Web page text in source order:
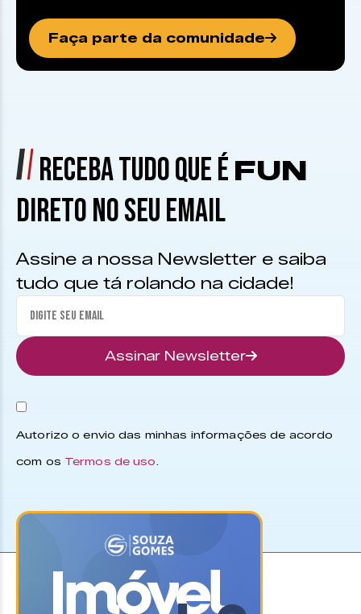
Faça parte da comunidade
RECEBA TUDO QUE É FUN
DIRETO NO SEU EMAIL
Assine a nossa Newsletter e saiba
tudo que tá rolando na cidade!
Assinar Newsletter
Autorizo o envio das minhas informações de acordo
com os Termos de uso